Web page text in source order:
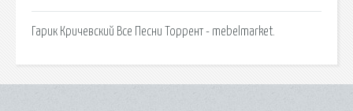
Гарик Кричевский Все Песни Торрент - mebelmarket.